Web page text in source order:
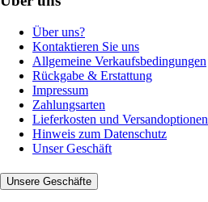
Über uns?
Kontaktieren Sie uns
Allgemeine Verkaufsbedingungen
Rückgabe & Erstattung
Impressum
Zahlungsarten
Lieferkosten und Versandoptionen
Hinweis zum Datenschutz
Unser Geschäft
Unsere Geschäfte